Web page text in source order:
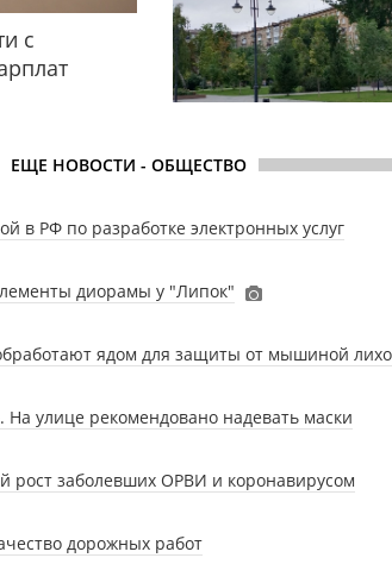
с
ЕЩЕ НОВОСТИ - ОБЩЕСТВО
в РФ по разработке электронных услуг
диорамы у "Липок"
ядом для защиты от мышиной
улице рекомендовано надевать маски
рост заболевших ОРВИ и коронавирусом
дорожных работ